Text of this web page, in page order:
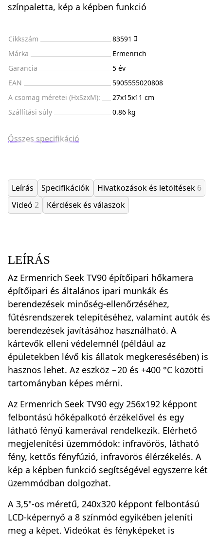
színpaletta, kép a képben funkció
Cikkszám
83591
Márka
Ermenrich
Garancia
5 év
EAN
5905555020808
A csomag méretei (HxSzxM):
27x15x11 cm
Szállítási súly
0.86 kg
Összes specifikáció
Leírás Specifikációk Hivatkozások és letöltések 6
Videó 2 Kérdések és válaszok
LEÍRÁS
Az Ermenrich Seek TV90 építőipari hőkamera
építőipari és általános ipari munkák és
berendezések minőség-ellenőrzéséhez,
fűtésrendszerek telepítéséhez, valamint autók és
berendezések javításához használható. A
kártevők elleni védelemnél (például az
épületekben lévő kis állatok megkeresésében) is
hasznos lehet. Az eszköz −20 és +400 °C közötti
tartományban képes mérni.
Az Ermenrich Seek TV90 egy 256x192 képpont
felbontású hőképalkotó érzékelővel és egy
látható fényű kamerával rendelkezik. Elérhető
megjelenítési üzemmódok: infravörös, látható
fény, kettős fényfúzió, infravörös élérzékelés. A
kép a képben funkció segítségével egyszerre két
üzemmódban dolgozhat.
A 3,5"-os méretű, 240x320 képpont felbontású
LCD-képernyő a 8 színmód egyikében jeleníti
meg a képet. Videókat és fényképeket is